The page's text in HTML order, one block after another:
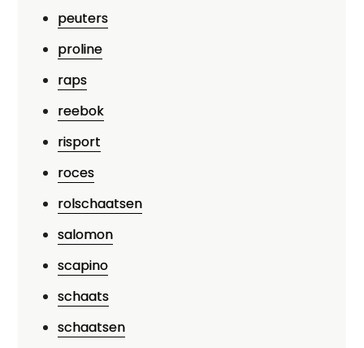
peuters
proline
raps
reebok
risport
roces
rolschaatsen
salomon
scapino
schaats
schaatsen